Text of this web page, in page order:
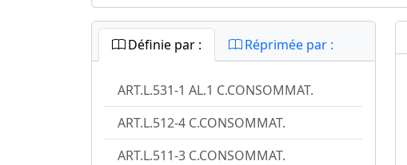
Définie par : Réprimée par :
ART.L.531-1 AL.1 C.CONSOMMAT.
ART.L.512-4 C.CONSOMMAT.
ART.L.511-3 C.CONSOMMAT.